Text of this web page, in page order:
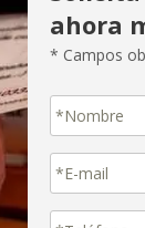
ahora
* Campos